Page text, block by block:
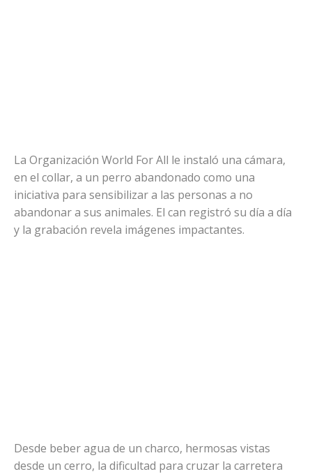
La Organización World For All le instaló una cámara,
en el collar, a un perro abandonado como una
iniciativa para sensibilizar a las personas a no
abandonar a sus animales. El can registró su día a día
y la grabación revela imágenes impactantes.
Desde beber agua de un charco, hermosas vistas
desde un cerro, la dificultad para cruzar la carretera